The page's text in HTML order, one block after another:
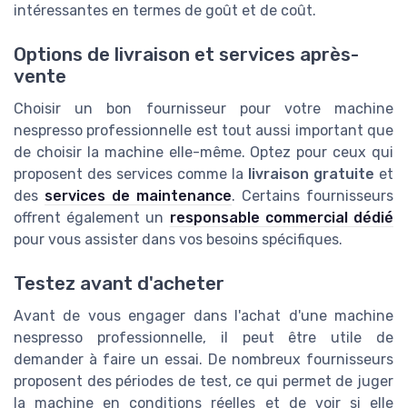
intéressantes en termes de goût et de coût.
Options de livraison et services après-
vente
Choisir un bon fournisseur pour votre machine
nespresso professionnelle est tout aussi important que
de choisir la machine elle-même. Optez pour ceux qui
proposent des services comme la livraison gratuite et
des services de maintenance. Certains fournisseurs
offrent également un responsable commercial dédié
pour vous assister dans vos besoins spécifiques.
Testez avant d'acheter
Avant de vous engager dans l'achat d'une machine
nespresso professionnelle, il peut être utile de
demander à faire un essai. De nombreux fournisseurs
proposent des périodes de test, ce qui permet de juger
la machine en conditions réelles et de voir si elle